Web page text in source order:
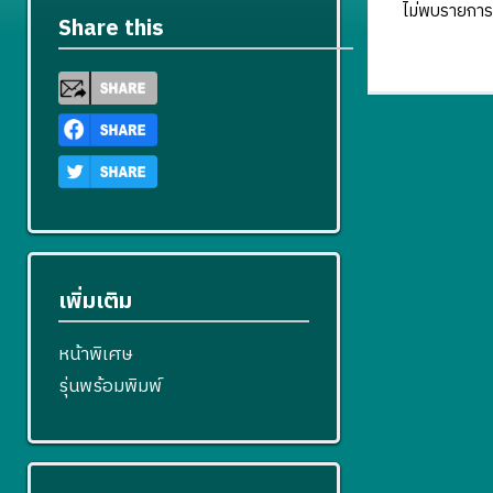
ไม่พบรายกา
Share this
เพิ่มเติม
หน้าพิเศษ
รุ่นพร้อมพิมพ์